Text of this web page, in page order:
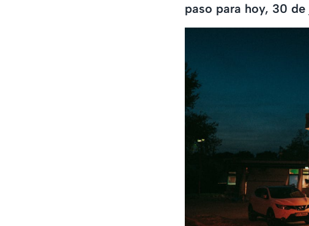
paso para hoy, 30 de